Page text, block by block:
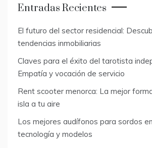
Entradas Recientes
El futuro del sector residencial:
tendencias inmobiliarias
Claves para el éxito del tarotista
Empatía y vocación de servicio
Rent scooter menorca: La mejor
isla a tu aire
Los mejores audífonos para sordos
tecnología y modelos